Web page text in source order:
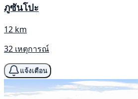
ภูซันโปะ
12 km
32 เหตุการณ์
แจ้งเตือน